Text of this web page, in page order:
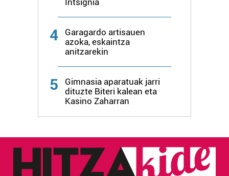
4
Garagardo artisauen
azoka, eskaintza
anitzarekin
5
Gimnasia aparatuak jarri
dituzte Biteri kalean eta
Kasino Zaharran